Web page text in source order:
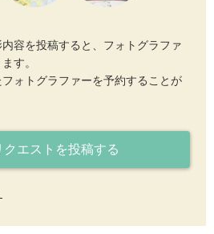
容を投稿すると、フォトグラファ
す。
ォトグラファーを予約することが
クエストを投稿する